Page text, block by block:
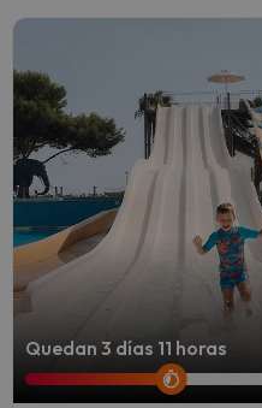
Quedan 3 días 11 horas